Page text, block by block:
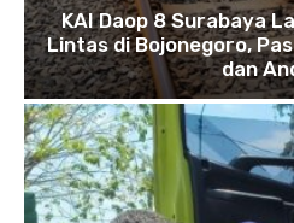
KAI Daop 8 Surabaya
Lintas di Bojonegoro,
dan